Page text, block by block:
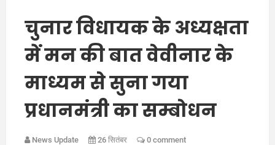
चुनार विधायक के अध्यक्षता
में मन की बात वेवीनार के
माध्यम से सुना गया
प्रधानमंत्री का सम्बोधन
News Update 26 सितंबर 0 comment